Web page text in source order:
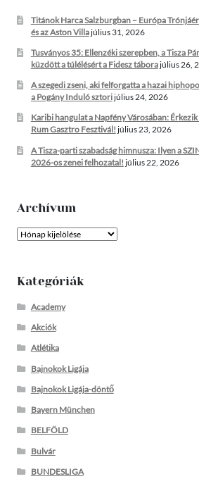
Titánok Harca Salzburgban – Európa
és az Aston Villajúlius 31, 2026
Tusványos 35: Ellenzéki szerepben, a Tisza
küzdött a túlélésért a Fidesz táborajúlius 26,
A szegedi zseni, aki felforgatta a hazai
a Pogány Induló sztorijúlius 24, 2026
Karibi hangulat a Napfény Városában: Érkezik
Rum Gasztro Fesztivál! július 23, 2026
A Tisza-parti szabadság himnusza: Ilyen a
2026-os zenei felhozatal! július 22, 2026
Archívum
Archívum
Kategóriák
Academy
Akciók
Atlétika
Bajnokok Ligája
Bajnokok Ligája-döntő
Bayern München
BELFÖLD
Bulvár
BUNDESLIGA